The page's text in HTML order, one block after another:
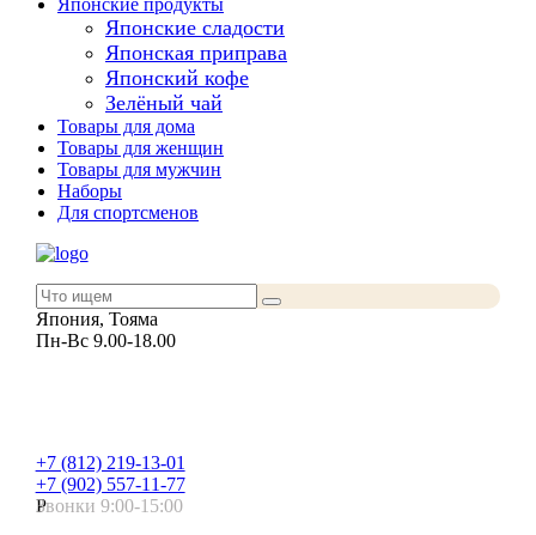
Японские продукты
Японские сладости
Японская приправа
Японский кофе
Зелёный чай
Товары для дома
Товары для женщин
Товары для мужчин
Наборы
Для спортсменов
Япония, Тояма
Пн-Вс 9.00-18.00
+7 (812) 219-13-01
+7 (902) 557-11-77
Звонки 9:00-15:00
Р